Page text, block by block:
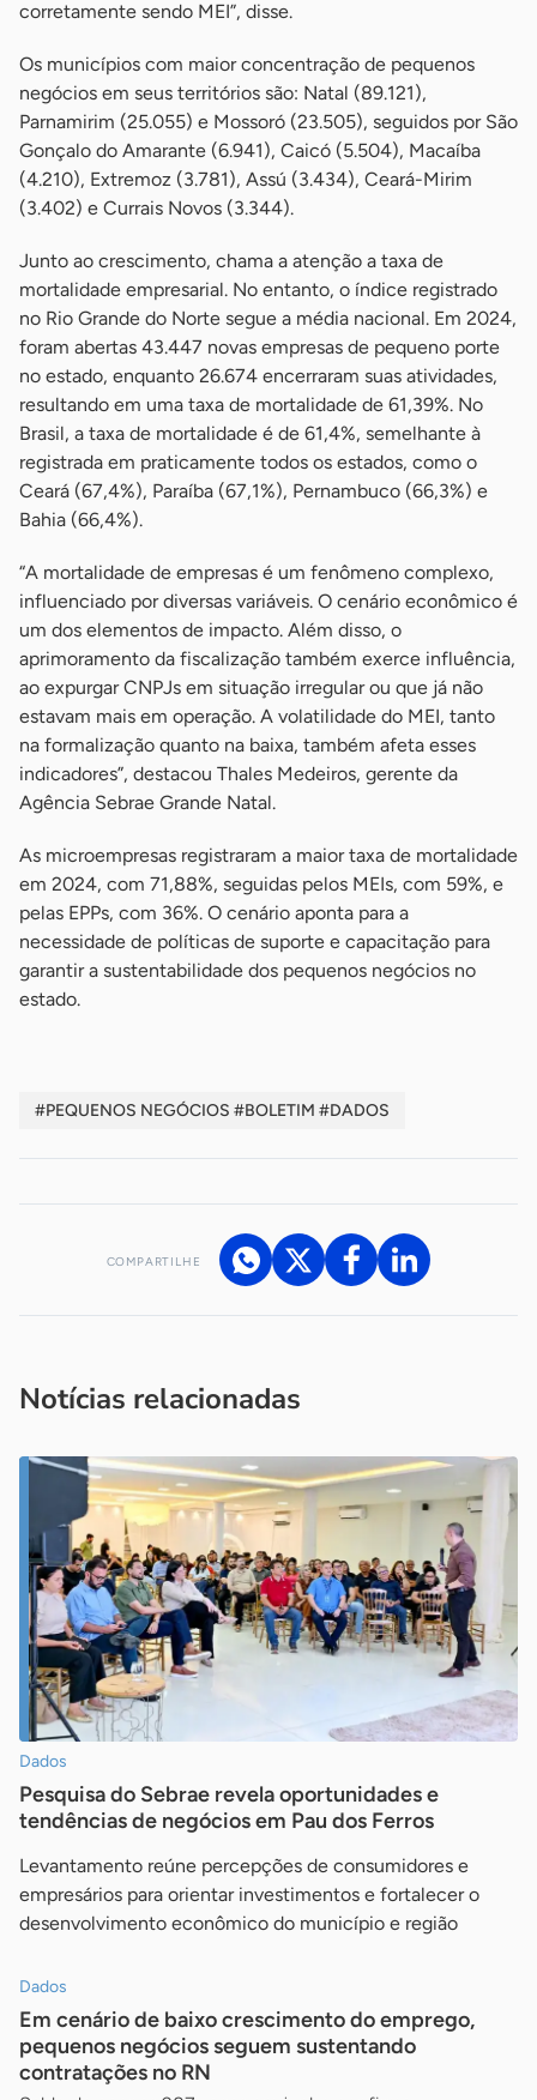
corretamente sendo MEI”, disse.
Os municípios com maior concentração de pequenos
negócios em seus territórios são: Natal (89.121),
Parnamirim (25.055) e Mossoró (23.505), seguidos por São
Gonçalo do Amarante (6.941), Caicó (5.504), Macaíba
(4.210), Extremoz (3.781), Assú (3.434), Ceará-Mirim
(3.402) e Currais Novos (3.344).
Junto ao crescimento, chama a atenção a taxa de
mortalidade empresarial. No entanto, o índice registrado
no Rio Grande do Norte segue a média nacional. Em 2024,
foram abertas 43.447 novas empresas de pequeno porte
no estado, enquanto 26.674 encerraram suas atividades,
resultando em uma taxa de mortalidade de 61,39%. No
Brasil, a taxa de mortalidade é de 61,4%, semelhante à
registrada em praticamente todos os estados, como o
Ceará (67,4%), Paraíba (67,1%), Pernambuco (66,3%) e
Bahia (66,4%).
“A mortalidade de empresas é um fenômeno complexo,
influenciado por diversas variáveis. O cenário econômico é
um dos elementos de impacto. Além disso, o
aprimoramento da fiscalização também exerce influência,
ao expurgar CNPJs em situação irregular ou que já não
estavam mais em operação. A volatilidade do MEI, tanto
na formalização quanto na baixa, também afeta esses
indicadores”, destacou Thales Medeiros, gerente da
Agência Sebrae Grande Natal.
As microempresas registraram a maior taxa de mortalidade
em 2024, com 71,88%, seguidas pelos MEIs, com 59%, e
pelas EPPs, com 36%. O cenário aponta para a
necessidade de políticas de suporte e capacitação para
garantir a sustentabilidade dos pequenos negócios no
estado.
#PEQUENOS NEGÓCIOS #BOLETIM #DADOS
COMPARTILHE
Notícias relacionadas
Dados
Pesquisa do Sebrae revela oportunidades e
tendências de negócios em Pau dos Ferros
Levantamento reúne percepções de consumidores e
empresários para orientar investimentos e fortalecer o
desenvolvimento econômico do município e região
Dados
Em cenário de baixo crescimento do emprego,
pequenos negócios seguem sustentando
contratações no RN